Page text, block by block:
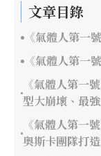
文章目錄
《氣體人第一
《氣體人第一
《氣體人第一
型大崩壞、最
《氣體人第一
奧斯卡團隊打